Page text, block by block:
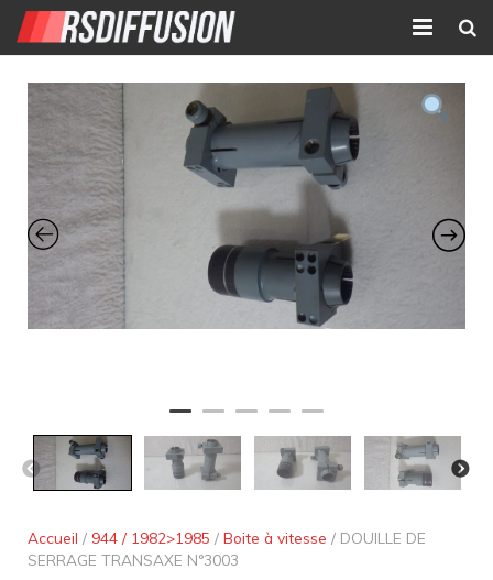
Accueil
Nouvelles annonces
Annonces prolongées
Atelier mécanique
Contact
Accueil / 944 / 1982>1985 / Boite à vitesse / DOUILLE DE
SERRAGE TRANSAXE N°3003